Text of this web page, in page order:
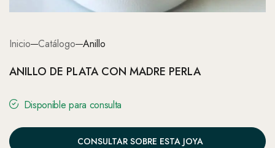
Inicio Catálogo Anillo
ANILLO DE PLATA CON MADRE PERLA
Disponible para consulta
CONSULTAR SOBRE ESTA JOYA